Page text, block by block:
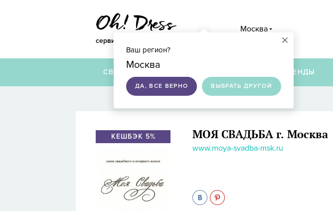
сервис по подбору свадебных платьев
Москва
×
Ваш регион?
Москва
ДА, ВСЕ ВЕРНО ВЫБРАТЬ ДРУГОЙ
СВАДЕБНЫЕ ПЛАТЬЯ БРЕНДЫ
КЕШБЭК 5% МОЯ СВАДЬБА г. Москва
www.moya-svadba-msk.ru